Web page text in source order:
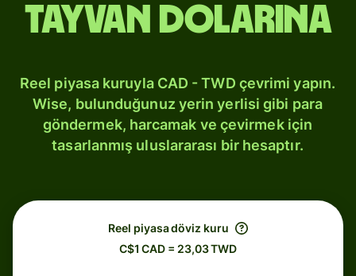
Tayvan dolarına
Reel piyasa kuruyla CAD - TWD çevrimi yapın.
Wise, bulunduğunuz yerin yerlisi gibi para
göndermek, harcamak ve çevirmek için
tasarlanmış uluslararası bir hesaptır.
Reel piyasa döviz kuru
C$1 CAD = 23,03 TWD